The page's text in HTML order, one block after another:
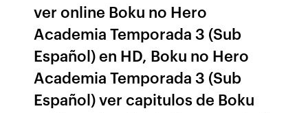
ver online Boku no Hero
Academia Temporada 3 (Sub
Español) en HD, Boku no Hero
Academia Temporada 3 (Sub
Español) ver capitulos de Boku